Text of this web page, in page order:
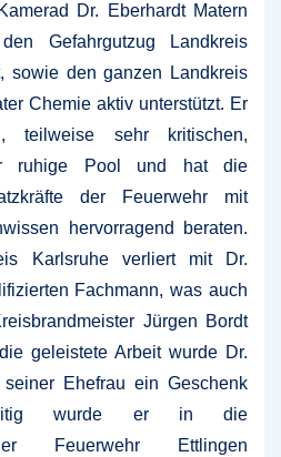
Dr. Eberhardt Matern
Gefahrgutzug Landkreis
sowie den ganzen Landkreis
Chemie aktiv unterstützt. Er
teilweise sehr kritischen,
ruhige Pool und hat die
der Feuerwehr mit
hervorragend beraten.
Karlsruhe verliert mit Dr.
Fachmann, was auch
Jürgen Bordt
geleistete Arbeit wurde Dr.
Ehefrau ein Geschenk
wurde er in die
Feuerwehr Ettlingen